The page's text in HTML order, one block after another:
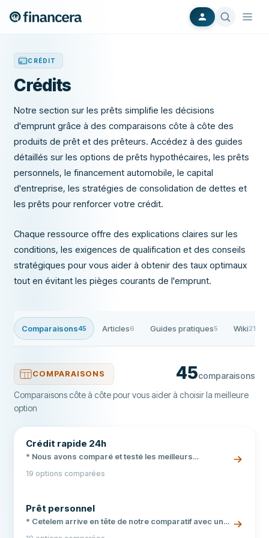
CRÉDIT
Crédits
Notre section sur les prêts simplifie les décisions
d'emprunt grâce à des comparaisons côte à côte des
produits de prêt et des prêteurs. Accédez à des guides
détaillés sur les options de prêts hypothécaires, les prêts
personnels, le financement automobile, le capital
d'entreprise, les stratégies de consolidation de dettes et
les prêts pour renforcer votre crédit.
Chaque ressource offre des explications claires sur les
conditions, les exigences de qualification et des conseils
stratégiques pour vous aider à obtenir des taux optimaux
tout en évitant les pièges courants de l'emprunt.
Comparaisons45 Articles6 Guides pratiques5 Wiki21
COMPARAISONS 45comparaisons
Comparaisons côte à côte pour vous aider à choisir la meilleure
option
Crédit rapide 24h
* Nous avons comparé et testé les meilleurs
aider à choisir. * Critères analysés : montant, TAEG,
pour emprunter sereinement.
19 options comparées
Prêt personnel
* Cetelem arrive en tête de notre comparatif avec une